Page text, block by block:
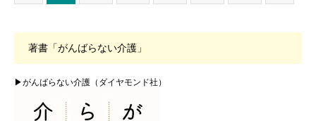
著書「がんばらない介護」
▶がんばらない介護（ダイヤモンド社）